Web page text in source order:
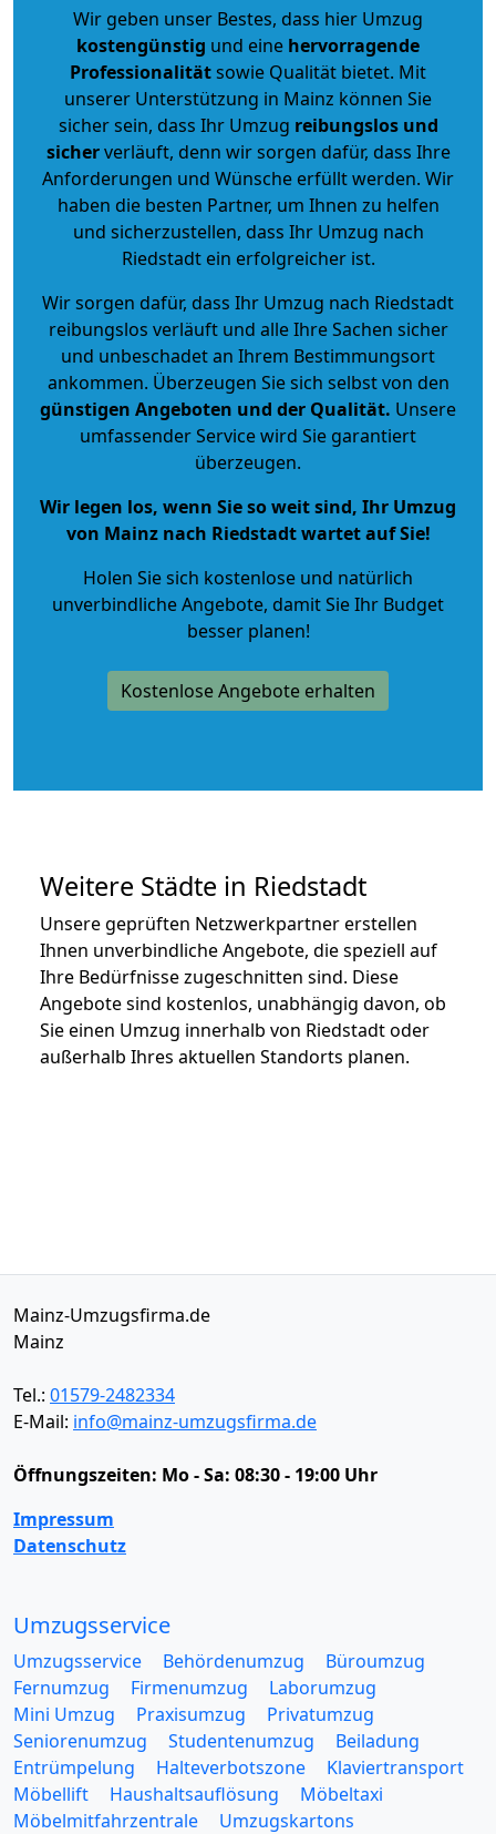
Wir geben unser Bestes, dass hier Umzug
kostengünstig und eine hervorragende
Professionalitätsowie Qualität bietet. Mit
unserer Unterstützung in Mainz können Sie
sicher sein, dass Ihr Umzug reibungslos und
sicherverläuft, denn wir sorgen dafür, dass Ihre
Anforderungen und Wünsche erfüllt werden. Wir
haben die besten Partner, um Ihnen zu helfen
und sicherzustellen, dass Ihr Umzug nach
Riedstadt ein erfolgreicher ist.
Wir sorgen dafür, dass Ihr Umzug nach Riedstadt
reibungslos verläuft und alle Ihre Sachen sicher
und unbeschadet an Ihrem Bestimmungsort
ankommen. Überzeugen Sie sich selbst von den
günstigen Angeboten und der Qualität. Unsere
umfassender Service wird Sie garantiert
überzeugen.
Wir legen los, wenn Sie so weit sind, Ihr Umzug
von Mainz nach Riedstadt wartet auf Sie!
Holen Sie sich kostenlose und natürlich
unverbindliche Angebote, damit Sie Ihr Budget
besser planen!
Kostenlose Angebote erhalten
Weitere Städte in Riedstadt
Unsere geprüften Netzwerkpartner erstellen
Ihnen unverbindliche Angebote, die speziell auf
Ihre Bedürfnisse zugeschnitten sind. Diese
Angebote sind kostenlos, unabhängig davon, ob
Sie einen Umzug innerhalb von Riedstadt oder
außerhalb Ihres aktuellen Standorts planen.
Mainz-Umzugsfirma.de
Mainz
Tel.: 01579-2482334
E-Mail: info@mainz-umzugsfirma.de
Öffnungszeiten: Mo - Sa: 08:30 - 19:00 Uhr
Impressum
Datenschutz
Umzugsservice
Umzugsservice Behördenumzug
Büroumzug
Fernumzug
Firmenumzug
Laborumzug
Mini Umzug
Praxisumzug
Privatumzug
Seniorenumzug
Studentenumzug
Beiladung
Entrümpelung
Halteverbotszone
Klaviertransport
Möbellift
Haushaltsauflösung
Möbeltaxi
Möbelmitfahrzentrale
Umzugskartons